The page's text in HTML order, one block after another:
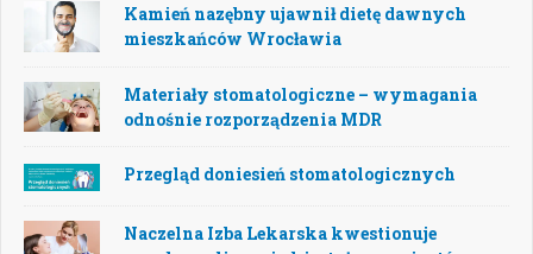
Kamień nazębny ujawnił dietę dawnych
mieszkańców Wrocławia
Materiały stomatologiczne – wymagania
odnośnie rozporządzenia MDR
Przegląd doniesień stomatologicznych
Naczelna Izba Lekarska kwestionuje